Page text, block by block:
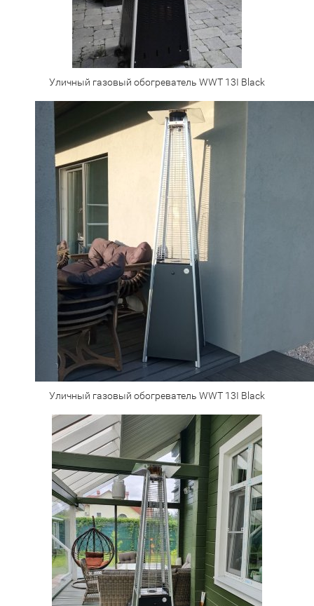
Уличный газовый обогреватель WWT 13I Black
Уличный газовый обогреватель WWT 13I Black